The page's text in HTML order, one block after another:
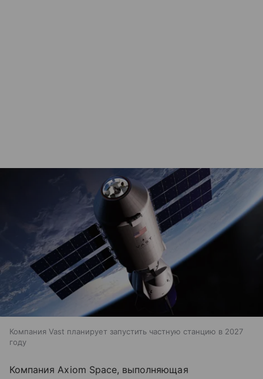
Компания Vast планирует запустить частную станцию в 2027
году
Компания Axiom Space, выполняющая